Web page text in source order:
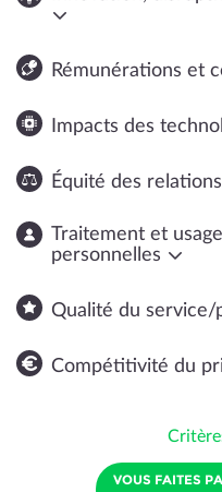
Rémunérations et
Impacts des
Équité des
Traitement et
personnelles
Qualité du service/
Compétitivité du
VOUS FAITES